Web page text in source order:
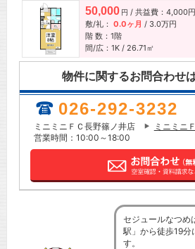
50,000 円 / 共益費：4,000円
敷/礼： 0.0ヶ月 / 3.0万円
階 数：1階
間/広：1K / 26.71㎡
物件に関するお問合わせ
026-292-3232
ミニミニＦＣ長野篠ノ井店
ミニミニ
営業時間：10:00～18:00
セジュールなつめ
駅」から徒歩19分
す。